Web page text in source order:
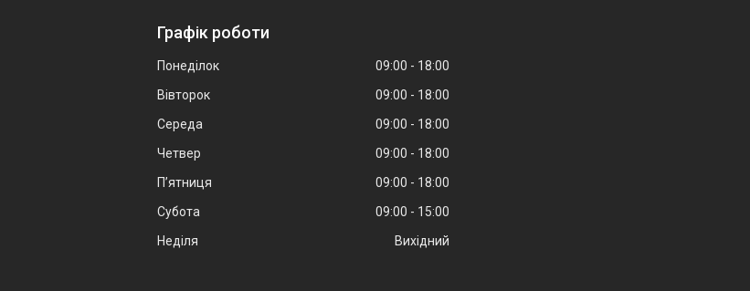
Графік роботи
Понеділок 09:00
18:00
Вівторок
09:00
18:00
Середа
09:00
18:00
Четвер
09:00
18:00
Пʼятниця
09:00
18:00
Субота
09:00
15:00
Неділя
Вихідний